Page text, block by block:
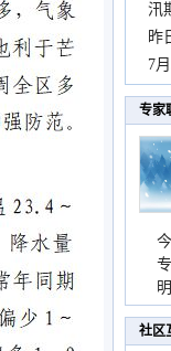
汛
暴
昨
秀
7
专家
社区